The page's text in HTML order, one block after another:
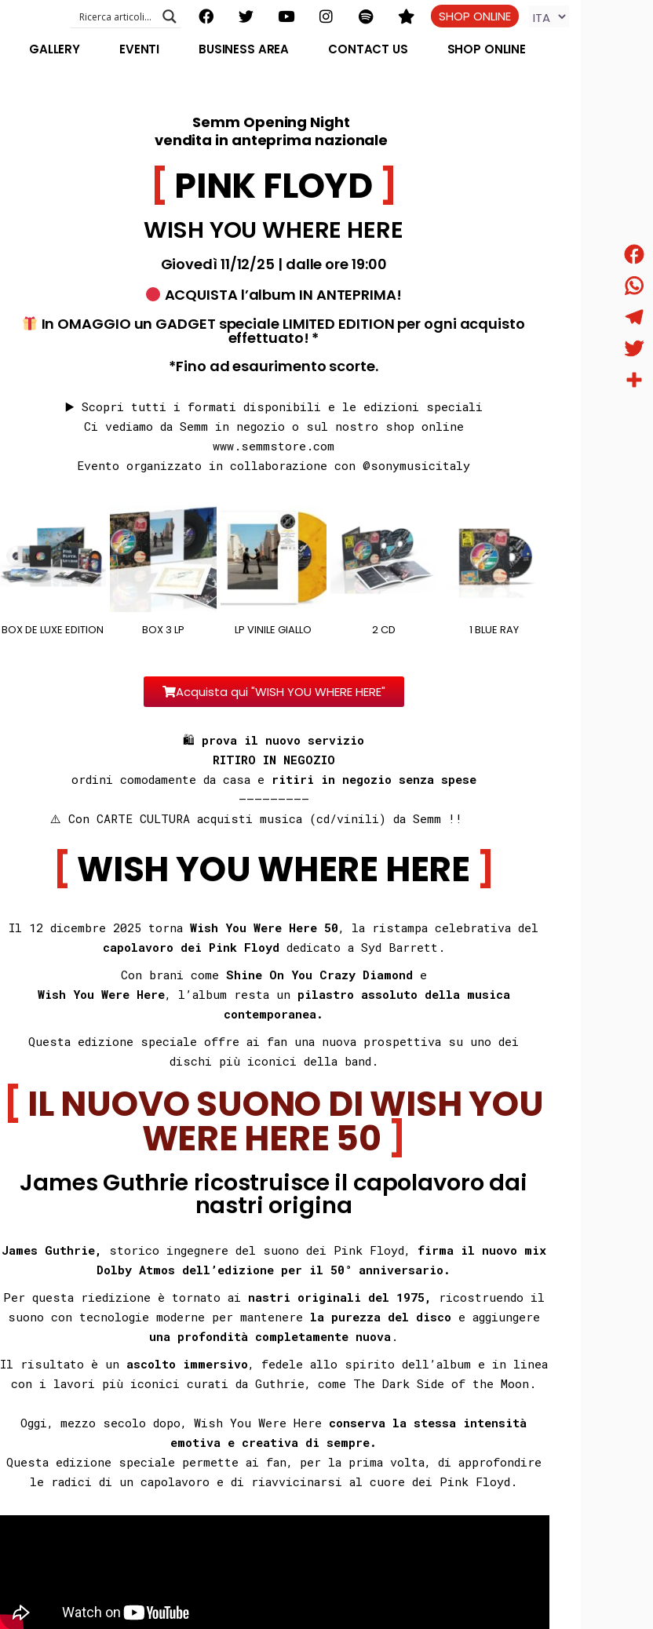
GALLERY EVENTI BUSINESS AREA CONTACT US SHOP ONLINE
SHOP ONLINE
EVENTI – foto & video
VIDEO E INTERVISTE
Semm Opening Night
vendita in anteprima nazionale
PINK FLOYD
WISH YOU WHERE HERE
Giovedì 11/12/25 | dalle ore 19:00
ACQUISTA l’album IN ANTEPRIMA!
In OMAGGIO un GADGET speciale LIMITED EDITION per ogni acquisto
effettuato! *
*Fino ad esaurimento scorte.
▶️ Scopri tutti i formati disponibili e le edizioni speciali
Ci vediamo da Semm in negozio o sul nostro shop online
www.semmstore.com
Evento organizzato in collaborazione con @sonymusicitaly
BOX DE LUXE EDITION BOX 3 LP LP VINILE GIALLO 2 CD 1 BLUE RAY
Acquista qui "WISH YOU WHERE HERE"
🛍 prova il nuovo servizio
RITIRO IN NEGOZIO
ordini comodamente da casa e ritiri in negozio senza spese
—————————
⚠️ Con CARTE CULTURA acquisti musica (cd/vinili) da Semm !!⠀⠀⠀⠀⁣
WISH YOU WHERE HERE
Il 12 dicembre 2025 torna Wish You Were Here 50, la ristampa celebrativa del
capolavoro dei Pink Floyd dedicato a Syd Barrett.
Con brani come Shine On You Crazy Diamond e
Wish You Were Here, l’album resta un pilastro assoluto della musica
contemporanea.
Questa edizione speciale offre ai fan una nuova prospettiva su uno dei
dischi più iconici della band.
IL NUOVO SUONO DI WISH YOU
WERE HERE 50
James Guthrie ricostruisce il capolavoro dai
nastri origina
James Guthrie, storico ingegnere del suono dei Pink Floyd, firma il nuovo mix
Dolby Atmos dell’edizione per il 50° anniversario.
Per questa riedizione è tornato ai nastri originali del 1975,
ricostruendo il
suono con tecnologie moderne per mantenere la purezza del disco e aggiungere
una profondità completamente nuova .
Il risultato è un ascolto immersivo, fedele allo spirito dell’album e in linea
con i lavori più iconici curati da Guthrie, come The Dark Side of the Moon.
Oggi, mezzo secolo dopo, Wish You Were Here conserva la stessa intensità
emotiva e creativa di sempre.
Questa edizione speciale permette ai fan, per la prima volta, di approfondire
le radici di un capolavoro e di riavvicinarsi al cuore dei Pink Floyd.